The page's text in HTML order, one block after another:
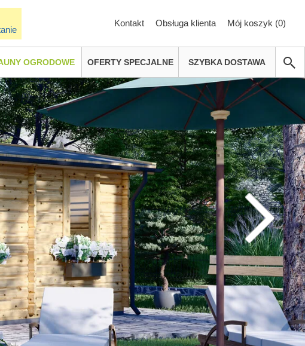
Kontakt Obsługa klienta Mój koszyk (0)
OGRODOWE OFERTY SPECJALNE SZYBKA DOSTAWA